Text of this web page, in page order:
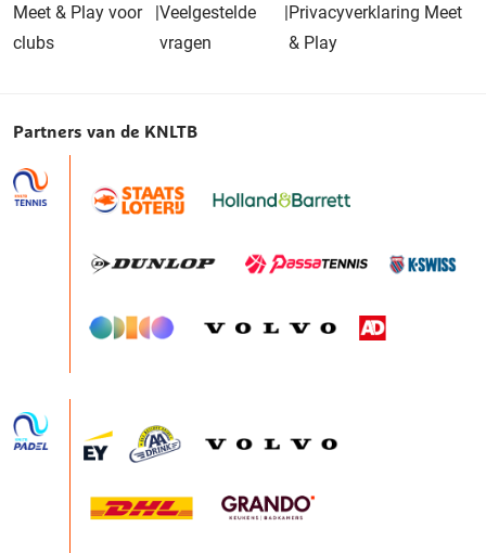
Meet & Play voor
clubs
|Veelgestelde
vragen
|Privacyverklaring Meet
& Play
Partners van de KNLTB